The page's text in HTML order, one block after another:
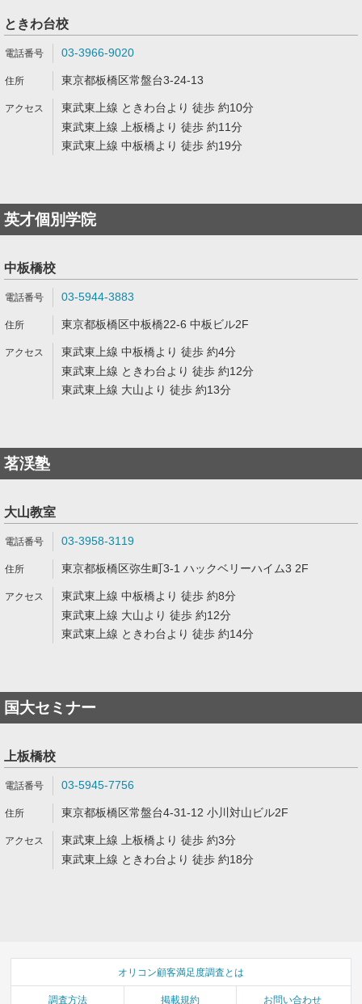
ときわ台校
03-3966-9020
東京都板橋区常盤台3-24-13
東武東上線 ときわ台より 徒歩 約10分
東武東上線 上板橋より 徒歩 約11分
東武東上線 中板橋より 徒歩 約19分
英才個別学院
中板橋校
03-5944-3883
東京都板橋区中板橋22-6 中板ビル2F
東武東上線 中板橋より 徒歩 約4分
東武東上線 ときわ台より 徒歩 約12分
東武東上線 大山より 徒歩 約13分
茗渓塾
大山教室
03-3958-3119
東京都板橋区弥生町3-1 ハックベリーハイム3 2F
東武東上線 中板橋より 徒歩 約8分
東武東上線 大山より 徒歩 約12分
東武東上線 ときわ台より 徒歩 約14分
国大セミナー
上板橋校
03-5945-7756
東京都板橋区常盤台4-31-12 小川対山ビル2F
東武東上線 上板橋より 徒歩 約3分
東武東上線 ときわ台より 徒歩 約18分
オリコン顧客満足度調査とは
調査方法 掲載規約 お問い合わせ